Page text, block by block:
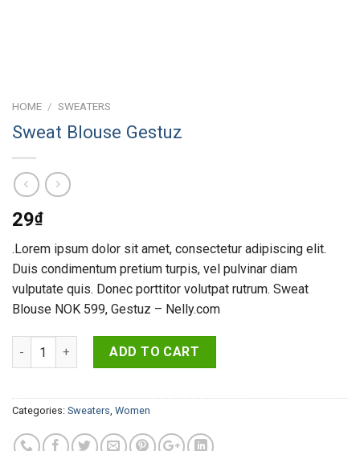
HOME / SWEATERS
Sweat Blouse Gestuz
29₫
.Lorem ipsum dolor sit amet, consectetur adipiscing elit.
Duis condimentum pretium turpis, vel pulvinar diam
vulputate quis. Donec porttitor volutpat rutrum. Sweat
Blouse NOK 599, Gestuz – Nelly.com
Sweat Blouse Gestuz quantity
ADD TO CART
Categories: Sweaters, Women